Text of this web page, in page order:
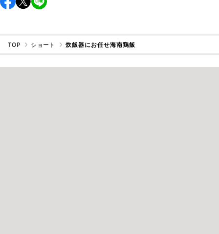
TOP ショート 炊飯器にお任せ海南鶏飯